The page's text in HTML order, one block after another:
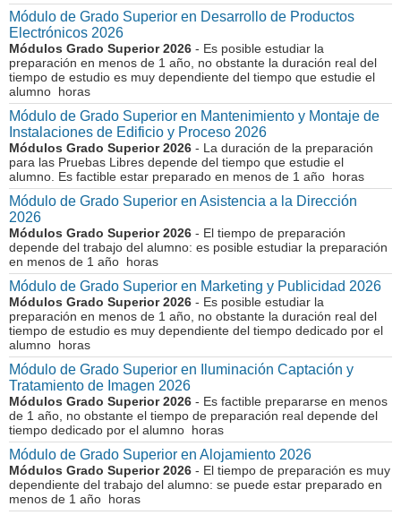
Módulo de Grado Superior en Desarrollo de Productos
Electrónicos 2026
Módulos Grado Superior 2026 - Es posible estudiar la
preparación en menos de 1 año, no obstante la duración real del
tiempo de estudio es muy dependiente del tiempo que estudie el
alumno horas
Módulo de Grado Superior en Mantenimiento y Montaje de
Instalaciones de Edificio y Proceso 2026
Módulos Grado Superior 2026 - La duración de la preparación
para las Pruebas Libres depende del tiempo que estudie el
alumno. Es factible estar preparado en menos de 1 año horas
Módulo de Grado Superior en Asistencia a la Dirección
2026
Módulos Grado Superior 2026 - El tiempo de preparación
depende del trabajo del alumno: es posible estudiar la preparación
en menos de 1 año horas
Módulo de Grado Superior en Marketing y Publicidad 2026
Módulos Grado Superior 2026 - Es posible estudiar la
preparación en menos de 1 año, no obstante la duración real del
tiempo de estudio es muy dependiente del tiempo dedicado por el
alumno horas
Módulo de Grado Superior en Iluminación Captación y
Tratamiento de Imagen 2026
Módulos Grado Superior 2026 - Es factible prepararse en menos
de 1 año, no obstante el tiempo de preparación real depende del
tiempo dedicado por el alumno horas
Módulo de Grado Superior en Alojamiento 2026
Módulos Grado Superior 2026 - El tiempo de preparación es muy
dependiente del trabajo del alumno: se puede estar preparado en
menos de 1 año horas